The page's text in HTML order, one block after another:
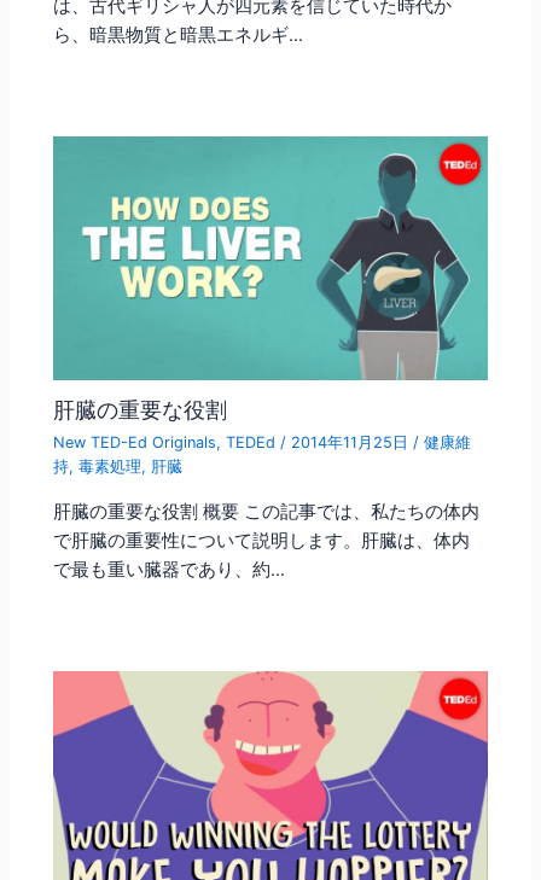
は、古代ギリシャ人が四元素を信じていた時代か
ら、暗黒物質と暗黒エネルギ…
肝臓の重要な役割
New TED-Ed Originals,TEDEd / 2014年11月25日/健康維
持,毒素処理, 肝臓
肝臓の重要な役割 概要 この記事では、私たちの体内
で肝臓の重要性について説明します。肝臓は、体内
で最も重い臓器であり、約…